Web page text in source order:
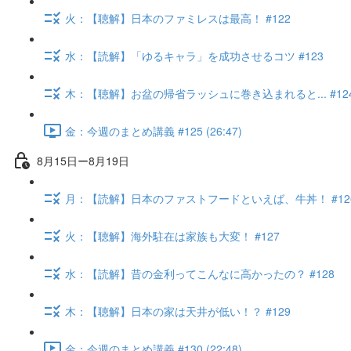
火：【聴解】日本のファミレスは最高！ #122
水：【読解】「ゆるキャラ」を成功させるコツ #123
木：【聴解】お盆の帰省ラッシュに巻き込まれると...
金：今週のまとめ講義 #125 (26:47)
8月15日ー8月19日
月：【読解】日本のファストフードといえば、牛丼！
火：【聴解】海外駐在は家族も大変！ #127
水：【読解】昔の金利ってこんなに高かったの？ #128
木：【聴解】日本の家は天井が低い！？ #129